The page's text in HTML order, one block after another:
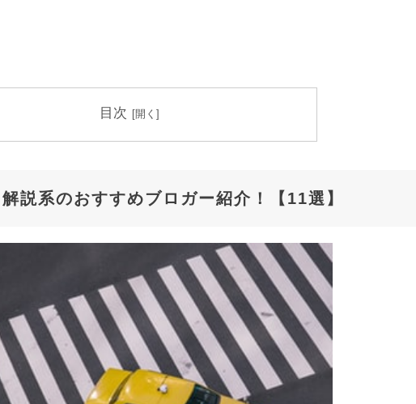
目次
説系のおすすめブロガー紹介！【11選】